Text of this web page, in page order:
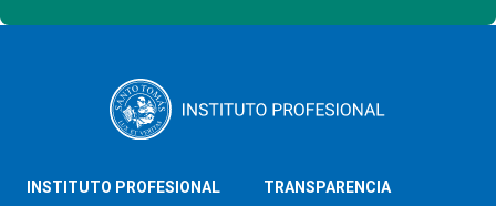
INSTITUTO PROFESIONAL TRANSPARENCIA